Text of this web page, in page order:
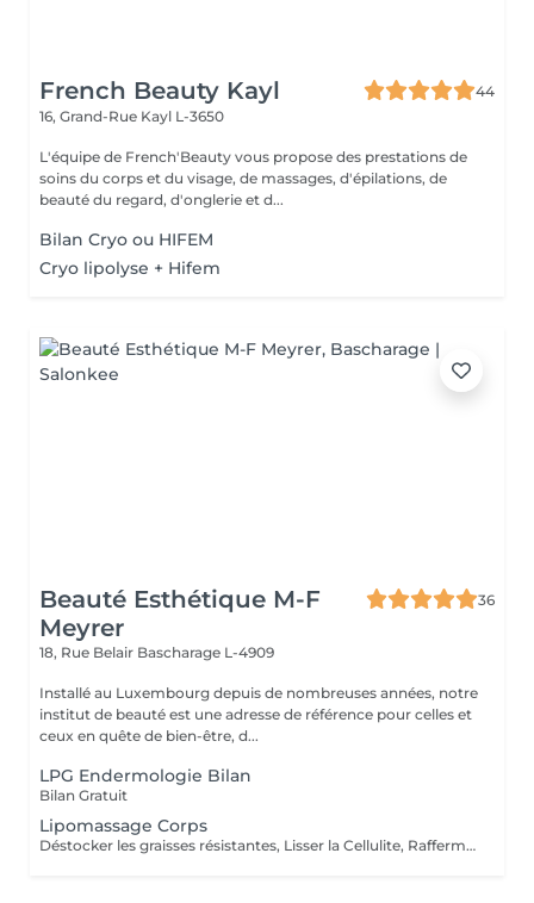
French Beauty Kayl
44
16, Grand-Rue Kayl L-3650
L'équipe de French'Beauty vous propose des prestations de
soins du corps et du visage, de massages, d'épilations, de
beauté du regard, d'onglerie et d...
Bilan Cryo ou HIFEM
Cryo lipolyse + Hifem
Beauté Esthétique M-F
Meyrer
36
18, Rue Belair Bascharage L-4909
Installé au Luxembourg depuis de nombreuses années, notre
institut de beauté est une adresse de référence pour celles et
ceux en quête de bien-être, d...
LPG Endermologie Bilan
Bilan Gratuit
Lipomassage Corps
Déstocker les graisses résistantes, Lisser la Cellulite, Raffermir la Peau, Resculpter les Formes